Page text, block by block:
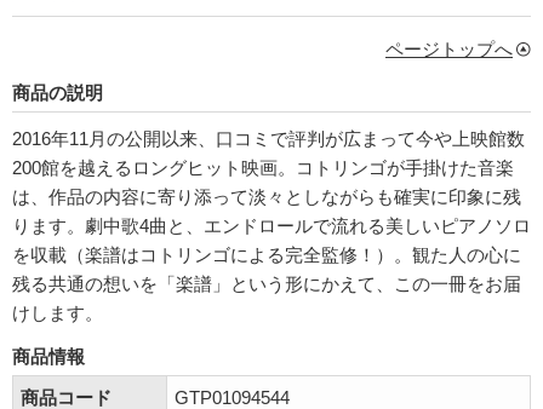
ページトップへ
商品の説明
2016年11月の公開以来、口コミで評判が広まって今や上映館数
200館を越えるロングヒット映画。コトリンゴが手掛けた音楽
は、作品の内容に寄り添って淡々としながらも確実に印象に残
ります。劇中歌4曲と、エンドロールで流れる美しいピアノソロ
を収載（楽譜はコトリンゴによる完全監修！）。観た人の心に
残る共通の想いを「楽譜」という形にかえて、この一冊をお届
けします。
商品情報
商品コード
GTP01094544